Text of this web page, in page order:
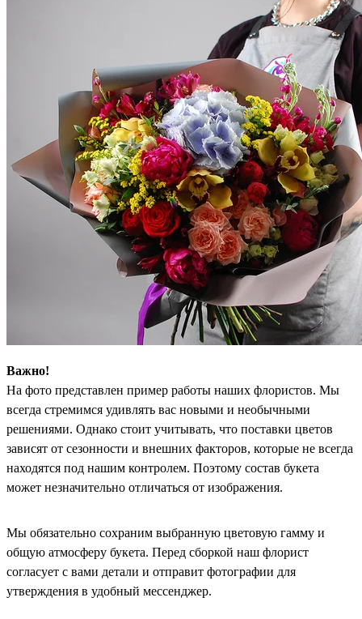
Важно!
На фото представлен пример работы наших флористов. Мы
всегда стремимся удивлять вас новыми и необычными
решениями. Однако стоит учитывать, что поставки цветов
зависят от сезонности и внешних факторов, которые не всегда
находятся под нашим контролем. Поэтому состав букета
может незначительно отличаться от изображения.
Мы обязательно сохраним выбранную цветовую гамму и
общую атмосферу букета. Перед сборкой наш флорист
согласует с вами детали и отправит фотографии для
утверждения в удобный мессенджер.